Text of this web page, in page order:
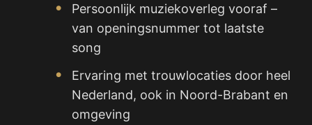
Persoonlijk muziekoverleg vooraf –
van openingsnummer tot laatste
song
Ervaring met trouwlocaties door heel
Nederland, ook in Noord-Brabant en
omgeving